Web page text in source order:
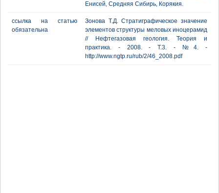
Енисей‚ Средняя Сибирь‚ Корякия.
ссылка на статью
обязательна
Зонова Т.Д. Стратиграфическое значение
элементов структуры меловых иноцерамид
// Нефтегазовая геология. Теория и
практика. - 2008. - Т.3. - №4. -
http://www.ngtp.ru/rub/2/46_2008.pdf